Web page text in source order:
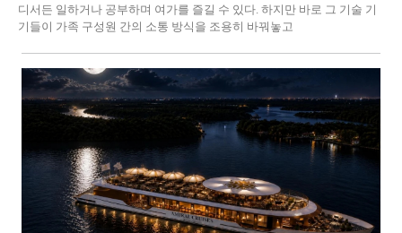
디서든 일하거나 공부하며 여가를 즐길 수 있다. 하지만 바로 그 기술 기
기들이 가족 구성원 간의 소통 방식을 조용히 바꿔놓고